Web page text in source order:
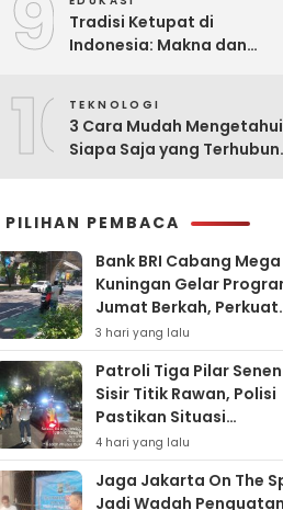
9
Tradisi Ketupat di
Indonesia: Makna dan
10TEKNOLOGI
3 Cara Mudah Mengetahui
Siapa Saja yang
PILIHAN PEMBACA
Bank BRI Cabang Mega
Kuningan Gelar
Jumat Berkah, Perkuat
Komitmen untuk Saling
Berbagai
3 hari yang lalu
Patroli Tiga Pilar Senen
Sisir Titik Rawan, Polisi
Pastikan Situasi
Kamtibmas Kondusif
4 hari yang lalu
Jaga Jakarta On The
Jadi Wadah Penguatan